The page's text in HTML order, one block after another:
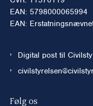
EAN: 5798000065994
EAN:
Digital post til
Følg os